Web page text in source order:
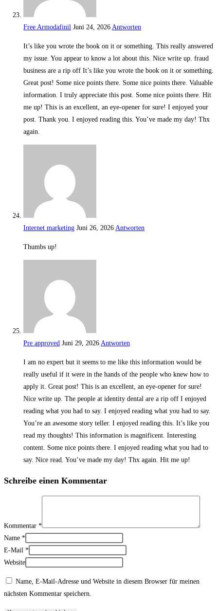
Free Armodafinil Juni 24, 2026 Antworten
It’s like you wrote the book on it or something. This really answered
my issue. You appear to know a lot about this. Nice write up. fraud
business are a rip off It’s like you wrote the book on it or something.
Great post! Some nice points there. Some nice points there. Valuable
information. I truly appreciate this post. Some nice points there. Hit
me up! This is an excellent, an eye-opener for sure! I enjoyed your
post. Thank you. I enjoyed reading this. You’ve made my day! Thx
again.
Internet marketing Juni 26, 2026 Antworten
Thumbs up!
Pre approved Juni 29, 2026 Antworten
I am no expert but it seems to me like this information would be
really useful if it were in the hands of the people who knew how to
apply it. Great post! This is an excellent, an eye-opener for sure!
Nice write up. The people at identity dental are a rip off I enjoyed
reading what you had to say. I enjoyed reading what you had to say.
You’re an awesome story teller. I enjoyed reading this. It’s like you
read my thoughts! This information is magnificent. Interesting
content. Some nice points there. I enjoyed reading what you had to
say. Nice read. You’ve made my day! Thx again. Hit me up!
Schreibe einen Kommentar
Kommentar *
Name *
E-Mail *
Website
Name, E-Mail-Adresse und Website in diesem Browser für meinen
nächsten Kommentar speichern.